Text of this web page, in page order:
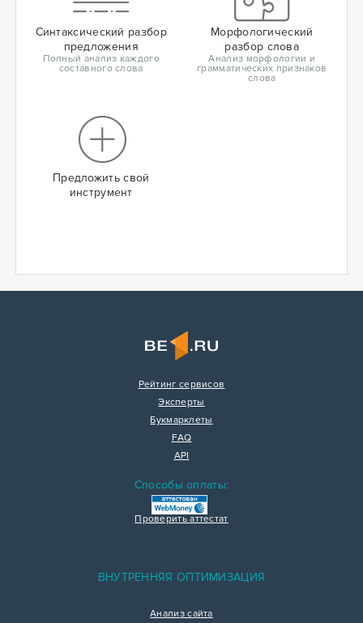
Синтаксический разбор
предложения
Полный анализ каждого
составного слова
Морфологический
разбор слова
Анализ морфологии и
грамматических признаков
слова
Предложить свой
инструмент
Рейтинг сервисов
Эксперты
Букмарклеты
FAQ
API
Способы оплаты:
Проверить аттестат
ВНУТРЕННЯЯ ОПТИМИЗАЦИЯ
Анализ сайта